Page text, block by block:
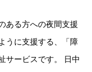
ある方への夜間支援
うに支援する、「障
サービスです。 日中